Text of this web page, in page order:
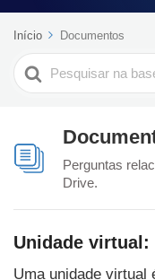
Início Documentos
Search
For
Perguntas
Drive.
Unidade virtual:
Uma unidade virtual